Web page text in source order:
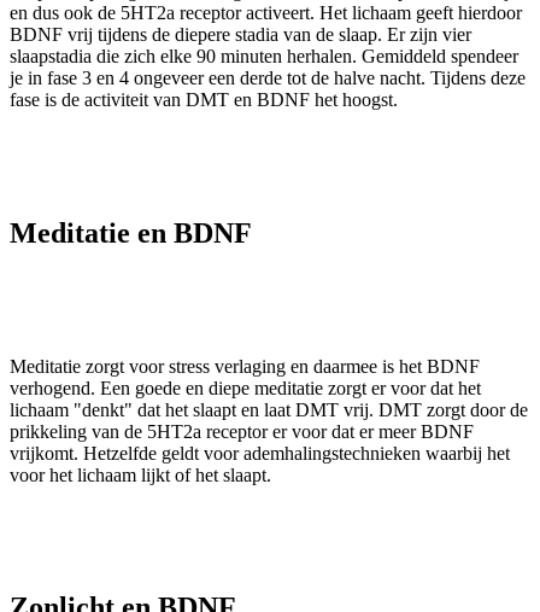
en dus ook de 5HT2a receptor activeert. Het lichaam geeft hierdoor
BDNF vrij tijdens de diepere stadia van de slaap. Er zijn vier
slaapstadia die zich elke 90 minuten herhalen. Gemiddeld spendeer
je in fase 3 en 4 ongeveer een derde tot de halve nacht. Tijdens deze
fase is de activiteit van DMT en BDNF het hoogst.
Meditatie en BDNF
Meditatie zorgt voor stress verlaging en daarmee is het BDNF
verhogend. Een goede en diepe meditatie zorgt er voor dat het
lichaam "denkt" dat het slaapt en laat DMT vrij. DMT zorgt door de
prikkeling van de 5HT2a receptor er voor dat er meer BDNF
vrijkomt. Hetzelfde geldt voor ademhalingstechnieken waarbij het
voor het lichaam lijkt of het slaapt.